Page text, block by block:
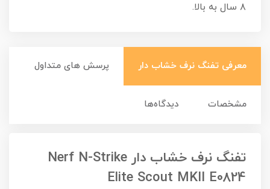
۸ سال به بالا.
معرفی تفنگ نرف خشاب دار پرسش های متداول
مشخصات دیدگاه‌ها
تفنگ نرف خشاب دار Nerf N-Strike
Elite Scout MKII E0824